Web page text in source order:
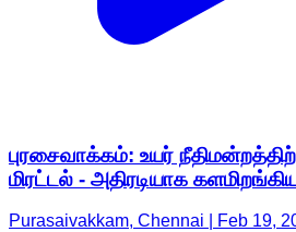
புரசைவாக்கம்: உயர்
மிரட்டல் - அதிரடியாக
Purasaivakkam, Chennai | Feb 19,